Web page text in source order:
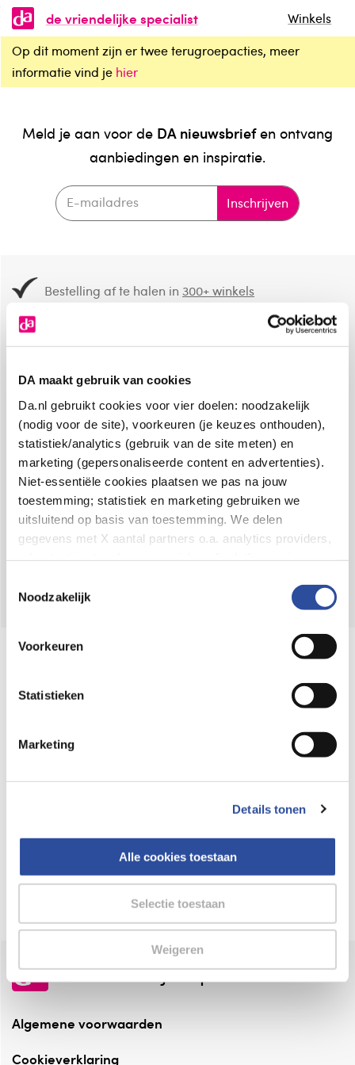
DA maakt gebruik van cookies
Da.nl gebruikt cookies voor vier doelen: noodzakelijk
(nodig voor de site), voorkeuren (je keuzes onthouden),
statistiek/analytics (gebruik van de site meten) en
marketing (gepersonaliseerde content en advertenties).
Niet-essentiële cookies plaatsen we pas na jouw
toestemming; statistiek en marketing gebruiken we
uitsluitend op basis van toestemming. We delen
gegevens met X aantal partners o.a. analytics providers,
en de bewaartermijnen per categorie. Je kunt je keuze op
gegevensverwerking staat in de
Privacyverklaring
Noodzakelijk
Voorkeuren
Statistieken
Marketing
Details tonen
Alle cookies toestaan
Selectie toestaan
Weigeren
de vriendelijke specialist
Winkels
Op dit moment zijn er twee terugroepacties, meer
informatie vind je hier
Meld je aan voor de DA nieuwsbriefen ontvang
aanbiedingen en inspiratie.
Inschrijven
Bestelling af te halen in300+ winkels
8.6 uit4.106 reviews
Over DA
Klantenservice
Assortiment
VolgDAop:
Online aanbieder medicijnen
webshop mag verkopen.
⁠Verantwoorde zorg, ⁠ook online.
Altijd onze folder bij de hand
Check onze folders ⁠bij AlleFolders.
de vriendelijke specialist
Algemene voorwaarden
Cookieverklaring